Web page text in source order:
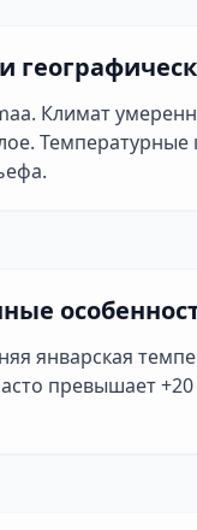
Климат
Температурные
январская
превышает +20